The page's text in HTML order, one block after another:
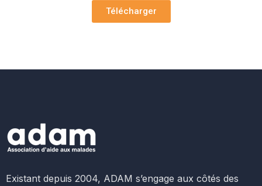
Télécharger
Existant depuis 2004, ADAM s’engage aux côtés des